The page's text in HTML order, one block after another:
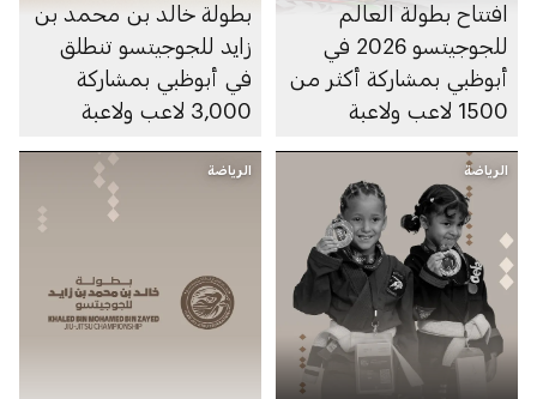
افتتاح بطولة العالم
للجوجيتسو 2026 في
أبوظبي بمشاركة أكثر من
1500 لاعب ولاعبة
بطولة خالد بن محمد بن
زايد للجوجيتسو تنطلق
في أبوظبي بمشاركة
3,000 لاعب ولاعبة
الرياضة الرياضة